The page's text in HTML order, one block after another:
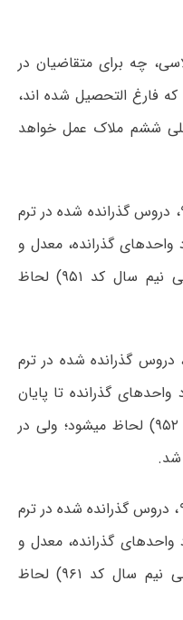
چه برای متقاضیان در
فارغ التحصیل شده اند،
ششم ملاک عمل خواهد
۳- برای دانشجویان ورودی بهمن ۹۲، دروس گذرانده شده در ترم
تعداد واحدهای گذرانده، معدل و
رتبه تا پایان نیم سال ششم (یعنی نیم سال کد ۹۵۱) لحاظ
برای دانشجویان ورودی مهر ۹۳، دروس گذرانده شده در ترم
تعداد واحدهای گذرانده تا پایان
نیم سال ششم (یعنی نیم سال کد ۹۵۲) لحاظ میشود؛ ولی در
شد.
۵- برای دانشجویان ورودی بهمن ۹۳، دروس گذرانده شده در ترم
تعداد واحدهای گذرانده، معدل و
رتبه تا پایان نیم سال ششم (یعنی نیم سال کد ۹۶۱) لحاظ